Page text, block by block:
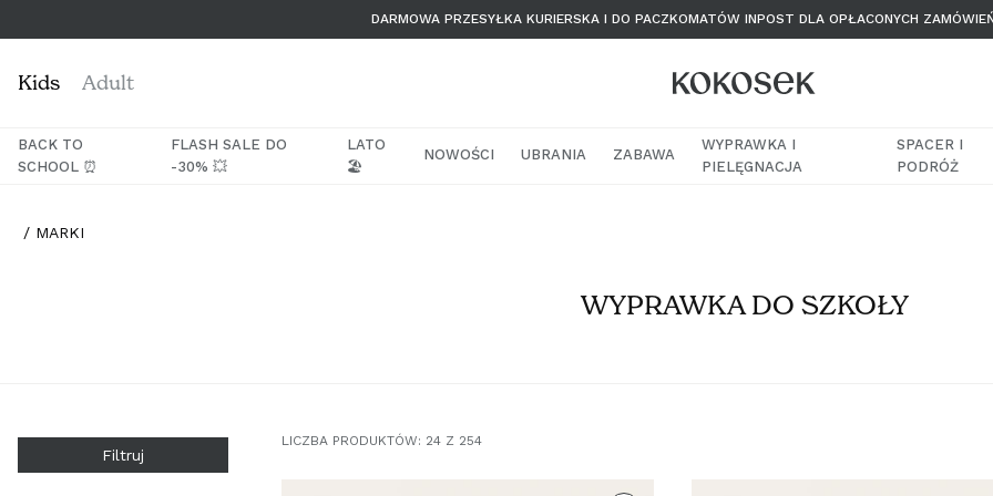
do
DARMOWA PRZESYŁKA KURIERSKA I DO PACZKOMATÓW INPOST DLA OPŁACONYCH
Kids Adult
BACK TO
SCHOOL ⏰
FLASH SALE DO
-30% 💥
LATO
🏖️
NOWOŚCI UBRANIA ZABAWA
WYPRAWKA I
PIELĘGNACJA
SPACER I
PODRÓŻ
MARKI
WYPRAWKA DO SZKOŁY
Filtruj
LICZBA PRODUKTÓW: 24 Z 254